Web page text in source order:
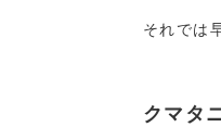
それでは
クマタ